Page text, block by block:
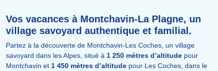
Vos vacances à Montchavin-La Plagne, un
village savoyard authentique et familial.
Partez à la découverte de Montchavin-Les Coches, un village
savoyard dans les Alpes, situé à 1 250 mètres d’altitude pour
Montchavin et 1 450 mètres d’altitude pour Les Coches, dans le